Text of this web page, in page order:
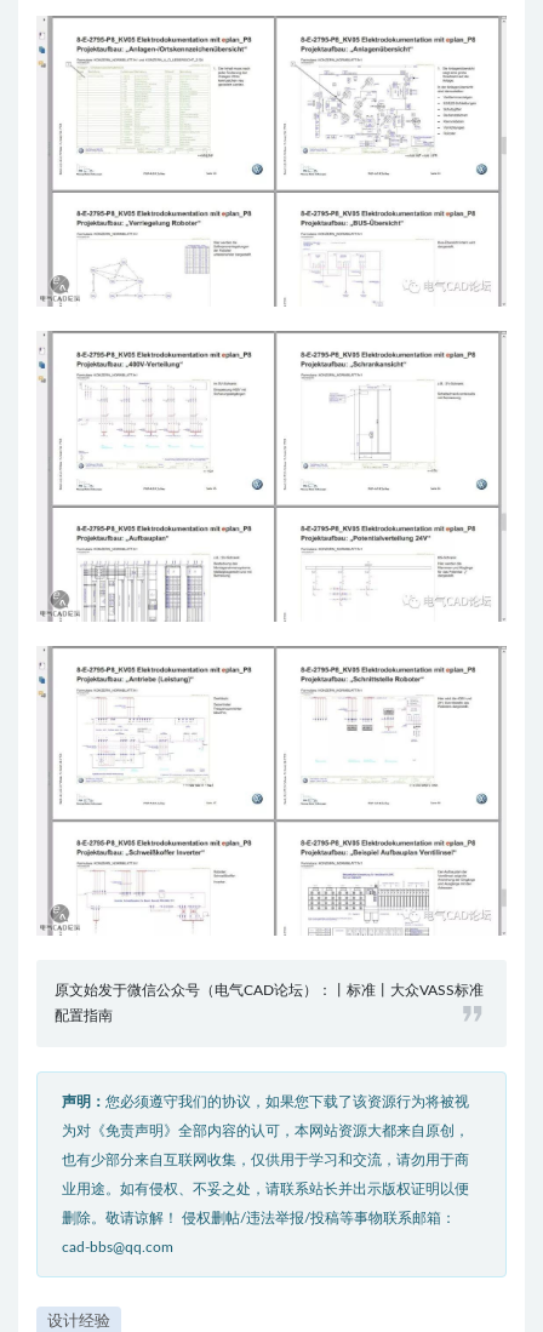
原文始发于微信公众号（电气CAD论坛）：丨标准丨大众VASS标准
配置指南
声明： 您必须遵守我们的协议，如果您下载了该资源行为将被视
为对《免责声明》全部内容的认可，本网站资源大都来自原创，
也有少部分来自互联网收集，仅供用于学习和交流，请勿用于商
业用途。如有侵权、不妥之处，请联系站长并出示版权证明以便
删除。敬请谅解！ 侵权删帖/违法举报/投稿等事物联系邮箱：
cad-bbs@qq.com
设计经验